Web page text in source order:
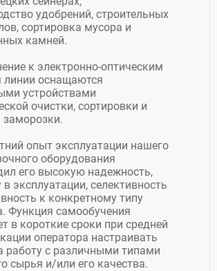
удобрений, строительных
сортировка мусора и
камней.
к электронно-оптическим
оснащаются
устройствами
очистки, сортировки и
опыт эксплуатации нашего
оборудования
его высокую надежность,
в эксплуатации, селективность
к конкретному типу
Функция самообучения
в короткие сроки при средней
оператора настраивать
работу с различными типами
сырья и/или его качества.